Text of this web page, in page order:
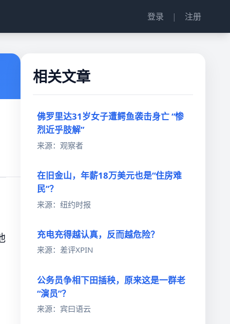
登录 | 注册
相关文章
佛罗里达31岁女子遭鳄鱼袭击身亡 “惨
烈近乎肢解”
来源：观察者
在旧金山，年薪18万美元也是“住房难
民”？
来源：纽约时报
充电充得越认真，反而越危险？
来源：差评XPIN
公务员争相下田插秧，原来这是一群老
“演员”？
来源：宾曰语云